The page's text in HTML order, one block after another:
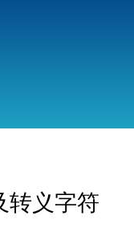
转义字符